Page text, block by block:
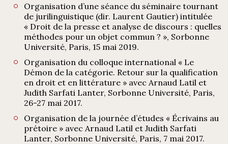
Organisation d’une séance du séminaire tournant
de jurilinguistique (dir. Laurent Gautier) intitulée
« Droit de la presse et analyse de discours : quelles
méthodes pour un objet commun ? », Sorbonne
Université, Paris, 15 mai 2019.
Organisation du colloque international « Le
Démon de la catégorie. Retour sur la qualification
en droit et en littérature » avec Arnaud Latil et
Judith Sarfati Lanter, Sorbonne Université, Paris,
26-27 mai 2017.
Organisation de la journée d’études « Écrivains au
prétoire » avec Arnaud Latil et Judith Sarfati
Lanter, Sorbonne Université, Paris, 7 mai 2017.